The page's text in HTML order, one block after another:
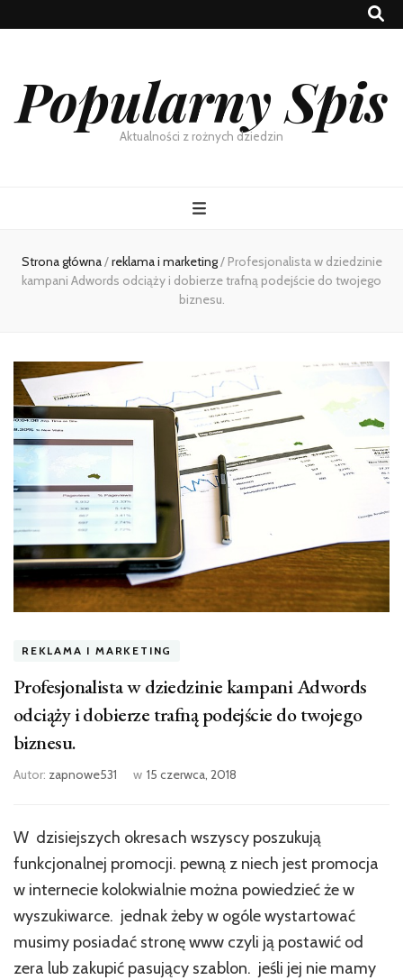
Popularny Spis
Aktualności z rożnych dziedzin
Strona główna/reklama i marketing/ Profesjonalista w dziedzinie
kampani Adwords odciąży i dobierze trafną podejście do twojego
biznesu.
REKLAMA I MARKETING
Profesjonalista w dziedzinie kampani Adwords
odciąży i dobierze trafną podejście do twojego
biznesu.
Autor: zapnowe531 w 15 czerwca, 2018
W dzisiejszych okresach wszyscy poszukują
funkcjonalnej promocji. pewną z niech jest promocja
w internecie kolokwialnie można powiedzieć że w
wyszukiwarce. jednak żeby w ogóle wystartować
musimy posiadać stronę www czyli ją postawić od
zera lub zakupić pasujący szablon. jeśli jej nie mamy